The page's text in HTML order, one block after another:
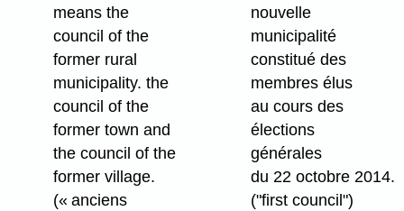
means the
council of the
former rural
municipality. the
council of the
former town and
the council of the
former village.
(« anciens
nouvelle
municipalité
constitué des
membres élus
au cours des
élections
générales
du 22 octobre 2014.
("first council")